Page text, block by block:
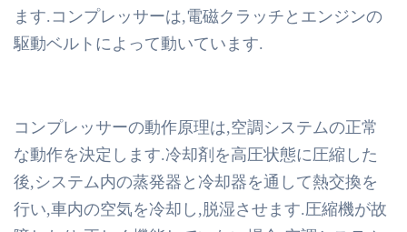
ます.コンプレッサーは,電磁クラッチとエンジンの
駆動ベルトによって動いています.
コンプレッサーの動作原理は,空調システムの正常
な動作を決定します.冷却剤を高圧状態に圧縮した
後,システム内の蒸発器と冷却器を通して熱交換を
行い,車内の空気を冷却し,脱湿させます.圧縮機が故